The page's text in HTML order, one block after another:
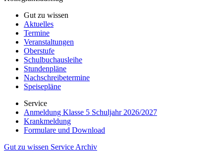
Gut zu wissen
Aktuelles
Termine
Veranstaltungen
Oberstufe
Schulbuchausleihe
Stundenpläne
Nachschreibetermine
Speisepläne
Service
Anmeldung Klasse 5 Schuljahr 2026/2027
Krankmeldung
Formulare und Download
Gut zu wissen Service Archiv